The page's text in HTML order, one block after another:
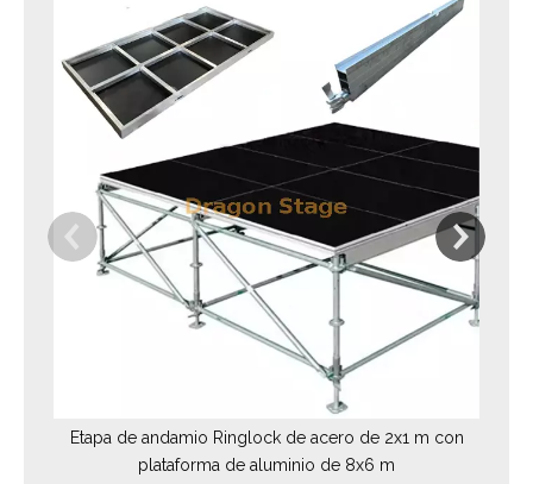
Etapa de andamio Ringlock de acero de 2x1 m con
plataforma de aluminio de 8x6 m